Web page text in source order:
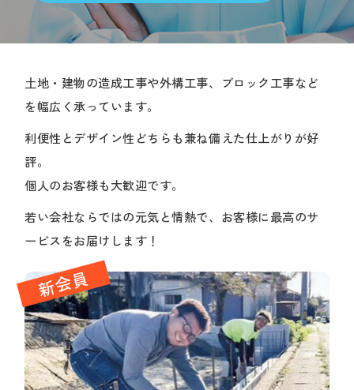
土地・建物の造成工事や外構工事、ブロック工事など
を幅広く承っています。
利便性とデザイン性どちらも兼ね備えた仕上がりが好
評。
個人のお客様も大歓迎です。
若い会社ならではの元気と情熱で、お客様に最高のサ
ービスをお届けします！
新会員